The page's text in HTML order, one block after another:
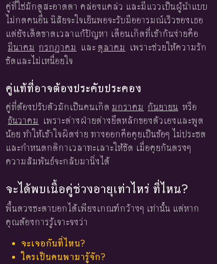
คู่ที่ใช่มักดูสะอาดตา คล่องแคล่ว และมีแววเป็นผู้นำแบบ
ไม่กดคนอื่น นิสัยจะใจเย็นพอจะรับมืออารมณ์เร็วของเธอ
แต่ยังเด็ดขาดเวลาแก้ปัญหา เดือนเกิดที่เข้ากันง่ายคือ
มีนาคม กรกฎาคม และ ตุลาคม เพราะช่วยให้ความรัก
ชัดและไม่เหนื่อยใจ
คู่แท้ที่อาจต้องประคับประคอง
คู่ที่ต้องปรับตัวมักเป็นคนเกิด มกราคม กันยายน หรือ
ธันวาคม เพราะต่างฝ่ายต่างยึดหลักของตัวเองและพูด
น้อย ทำให้เข้าใจผิดง่าย ทางออกคือคุยเป็นข้อๆ ไม่ประชด
และกำหนดกติกาเวลาทะเลาะให้ชัด เมื่อคุยกันตรงๆ
ความสัมพันธ์จะกลับมานิ่งได้
จะได้พบเนื้อคู่ช่วงอายุเท่าไหร่ ที่ไหน?
พื้นดวงชะตาบอกได้เพียงเกณฑ์กว้างๆ เท่านั้น แต่หาก
คุณต้องการรู้เจาะจงว่า
จะเจอกันที่ไหน?
ใครเป็นคนพามารู้จัก?